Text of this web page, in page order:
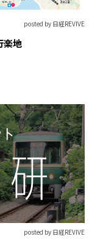
posted by 日経REVIVE
楽地
posted by 日経REVIVE